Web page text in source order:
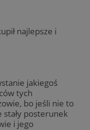
najlepsze i
jakiegoś
tych
bo jeśli nie to
stały posterunek
i jego